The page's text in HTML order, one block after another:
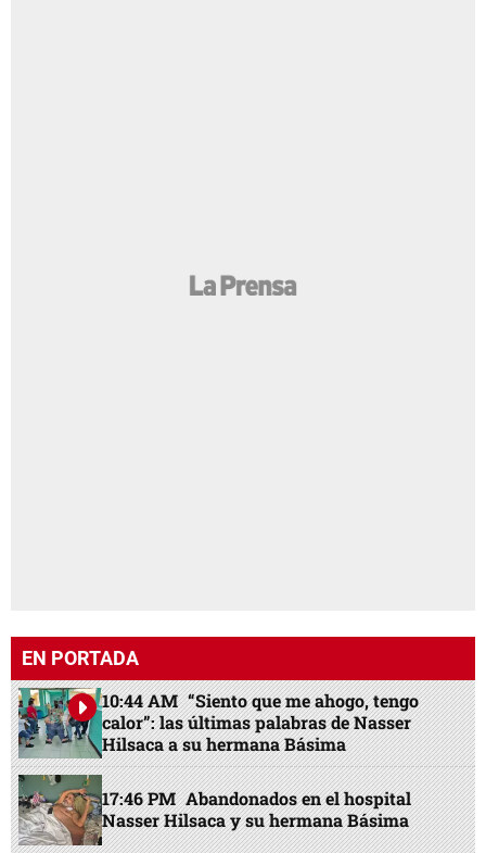
EN PORTADA
10:44 AM “Siento que me ahogo, tengo
calor”: las últimas palabras de Nasser
Hilsaca a su hermana Básima
17:46 PM Abandonados en el hospital
Nasser Hilsaca y su hermana Básima